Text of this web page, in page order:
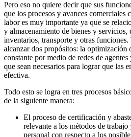
Pero eso no quiere decir que sus
que los procesos y avances comerciales
labor es muy importante ya que se
y almacenamiento de bienes y
inventarios, transporte y otras funciones.
alcanzar dos propósitos: la optimización
constante por medio de redes de
que sean necesarios para lograr que las
efectiva.
Todo esto se logra en tres procesos
de la siguiente manera:
El proceso de certificación y
relevante a los métodos de
personal con respecto a los